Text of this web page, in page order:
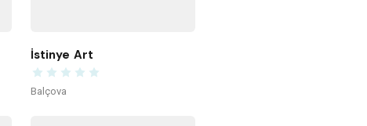
İstinye Art
Balçova